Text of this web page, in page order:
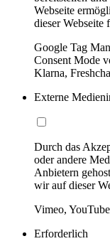
Webseite
dieser Webseite
Google Tag
Consent Mode
Klarna,
Externe
Durch das
oder andere
Anbietern
wir auf dieser
Vimeo, YouTube
Erforderlich